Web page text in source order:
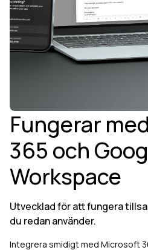
Fungerar
365 och
Workspace
Utvecklad för att fungera
du redan använder.
Integrera smidigt med Microsoft